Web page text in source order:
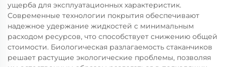
ущерба для эксплуатационных характеристик.
Современные технологии покрытия обеспечивают
надежное удержание жидкостей с минимальным
расходом ресурсов, что способствует снижению общей
стоимости. Биологическая разлагаемость стаканчиков
решает растущие экологические проблемы, позволяя